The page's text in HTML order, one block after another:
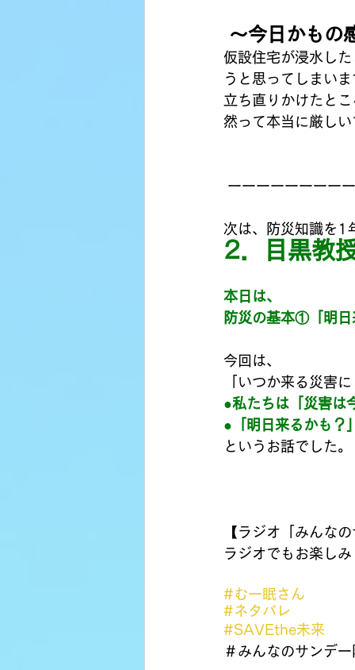
〜今日かもの
仮設住宅が浸水し
うと思ってしまい
立ち直りかけたと
然って本当に厳し
ーーーーーーーー
次は、防災知識を1
2．目黒教
本日は、
防災の基本①「明日
今回は、
「いつか来る災害
●私たちは「災害は
●「明日来るかも？
というお話でした。
【ラジオ「みんな
ラジオでもお楽し
#むー眠さん
#ネタバレ
#SAVEthe未来
＃みんなのサンデ